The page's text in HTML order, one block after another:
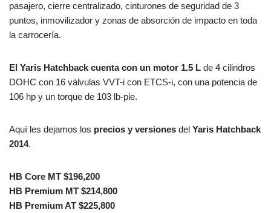
pasajero, cierre centralizado, cinturones de seguridad de 3
puntos, inmovilizador y zonas de absorción de impacto en toda
la carrocería.
El Yaris Hatchback cuenta con un motor 1.5 L de 4 cilindros
DOHC con 16 válvulas VVT-i con ETCS-i, con una potencia de
106 hp y un torque de 103 lb-pie.
Aquí les dejamos los precios y versiones del Yaris Hatchback
2014.
HB Core MT $196,200
HB Premium MT $214,800
HB Premium AT $225,800